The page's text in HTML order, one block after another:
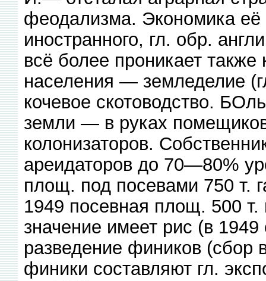
феодализма. Экономика её
иностранного, гл. обр.
всё более проникает
населения — земледелие
кочевое скотоводство.
земли — в руках
колонизаторов.
ареидаторов до 70—80%
площ. под посевами 750 т.
1949 посевная площ. 500
значение имеет рис (в
разведение фиников
финики составляют гл.